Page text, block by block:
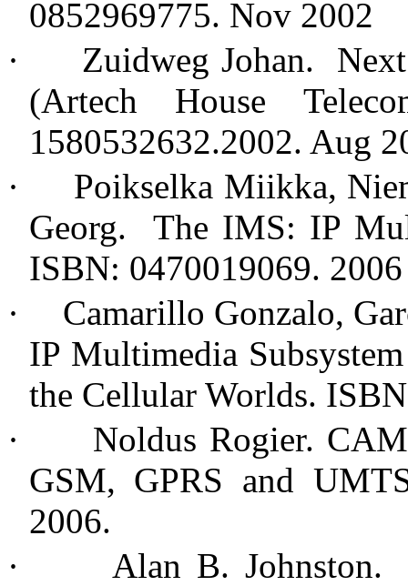
0852969775. Nov 2002
·
Zuidweg Johan.
(Artech House
1580532632.2002. Aug
·
Poikselka Miikka,
Georg. The IMS: IP
ISBN: 0470019069. 2006
·
Camarillo Gonzalo,
IP Multimedia
the Cellular Worlds.
·
Noldus Rogier.
GSM, GPRS and
2006.
·
Alan B. Johnston.